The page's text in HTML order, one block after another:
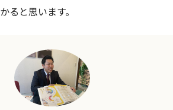
かると思います。